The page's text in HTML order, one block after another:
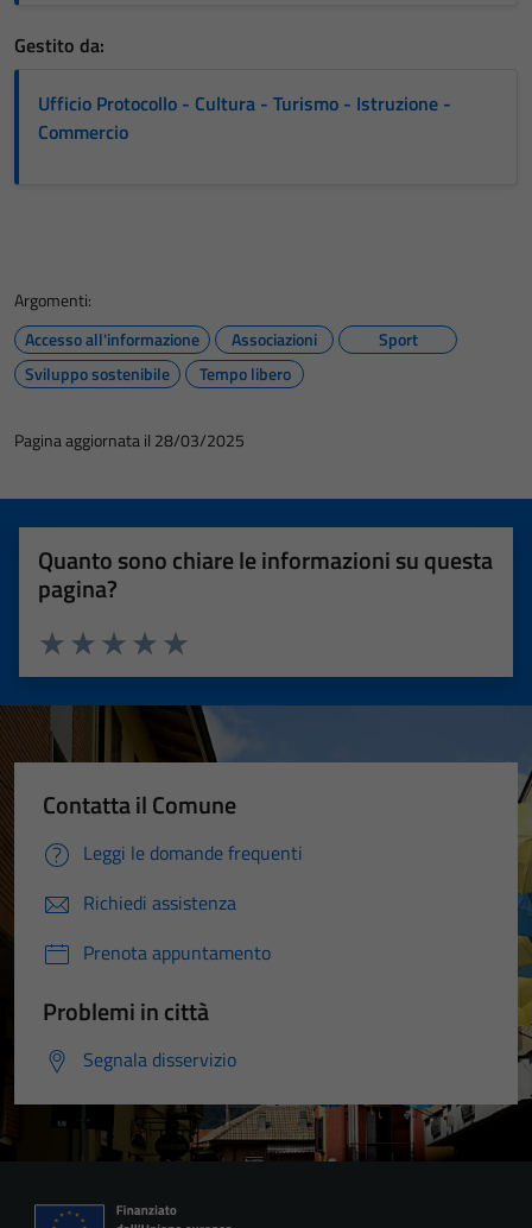
Gestito da:
Ufficio Protocollo - Cultura - Turismo - Istruzione -
Commercio
Argomenti:
Accesso all'informazione
Associazioni
Sport
Sviluppo sostenibile
Tempo libero
Pagina aggiornata il 28/03/2025
Quanto sono chiare le informazioni su questa
pagina?
Valuta 5 stelle su 5
Valuta 4 stelle su 5
Valuta 3 stelle su 5
Valuta 2 stelle su 5
Valuta 1 stelle su 5
Contatta il Comune
Leggi le domande frequenti
Richiedi assistenza
Prenota appuntamento
Problemi in città
Segnala disservizio